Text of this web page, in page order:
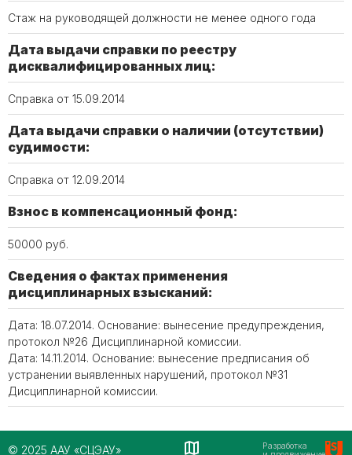
Стаж на руководящей должности не менее одного года
Дата выдачи справки по реестру
дисквалифицированных лиц:
Справка от 15.09.2014
Дата выдачи справки о наличии (отсутствии)
судимости:
Справка от 12.09.2014
Взнос в компенсационный фонд:
50000 руб.
Сведения о фактах применения
дисциплинарных взысканий:
Дата: 18.07.2014. Основание: вынесение предупреждения,
протокол №26 Дисциплинарной комиссии.
Дата: 14.11.2014. Основание: вынесение предписания об
устранении выявленных нарушений, протокол №31
Дисциплинарной комиссии.
© 2025 ААУ «СЦЭАУ»
Разработка